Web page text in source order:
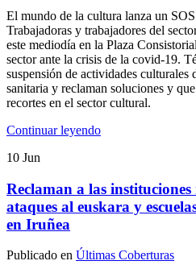
El mundo de la cultura lanza un
Trabajadoras y trabajadores del
este mediodía en la Plaza
sector ante la crisis de la covid-19.
suspensión de actividades culturales
sanitaria y reclaman soluciones y
recortes en el sector cultural.
Continuar leyendo
10 Jun
Reclaman a las
ataques al euskara y
en Iruñea
Publicado en Últimas Coberturas